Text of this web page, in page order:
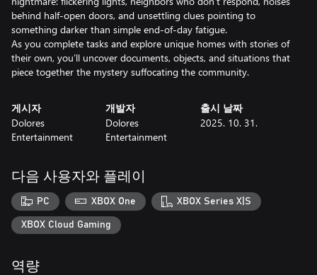
behind half-open doors, and unsettling clues pointing to
something darker than simple end-of-day fatigue.
As you complete tasks and explore unique homes with stories of
their own, you’ll uncover documents, objects, and situations that
게시자
Dolores
Entertainment
개발자
Dolores
Entertainment
출시 날짜
2025. 10. 31.
다음 사용자와 플레이
PC XBOX One XBOX Series X|S
XBOX Cloud Gaming
역량